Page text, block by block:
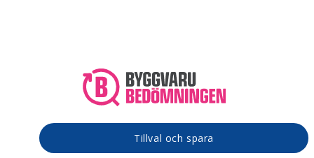
Tillval och spara